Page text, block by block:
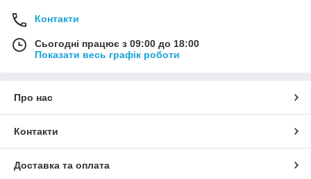
Контакти
Сьогодні працює з 09:00 до 18:00
Показати весь графік роботи
Про нас
Контакти
Доставка та оплата